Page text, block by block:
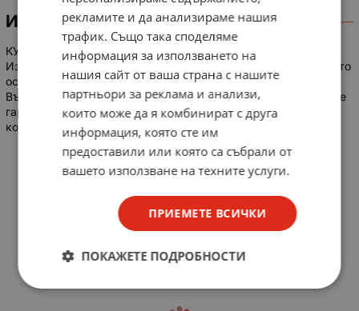
ИНФОРМАЦИЯ
КУФАР / ЧАНТА ЗА ИНСТРУМЕНТИ ПРОСКИТ
Изработени от лек и издръжлив полиестер (400х300D), който
осигурява допълнителна здравина и комфорт при носене.
Вътрешни стени са направени от твърда пластмаса, за да се
гарантира, че няма да се получат усуквания или огъване,
когато чантата е напълно заредена с инструменти.
максимално
натоварване
L
(mm)
W(mm
)
H(mm)
8Kg
рекламите и да анализираме нашия
трафик. Също така споделяме
информация за използването на
нашия сайт от ваша страна с нашите
партньори за реклама и анализи,
които може да я комбинират с друга
информация, която сте им
предоставили или която са събрали от
вашето използване на техните услуги.
ПРИЕМЕТЕ ВСИЧКИ
ПОКАЖЕТЕ ПОДРОБНОСТИ